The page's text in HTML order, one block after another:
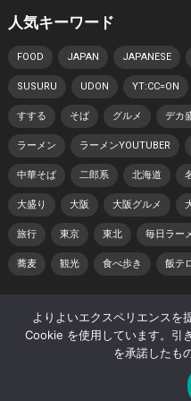
人気キーワード
FOOD JAPAN JAPANESE
SUSURU UDON YT:CC=ON
すする そば グルメ デカ
ラーメン ラーメンYOUTUBER
中華そば 二郎系 北海道
大盛り 大阪 大阪グルメ
旅行 東京 東北 毎日ラー
蕎麦 観光 食べ歩き 飯テ
© 2026 日本らーめん動画
著作権・肖像権
サ
よりよいエクスペリエンスを
Cookie を使用しています。引
を承諾したも